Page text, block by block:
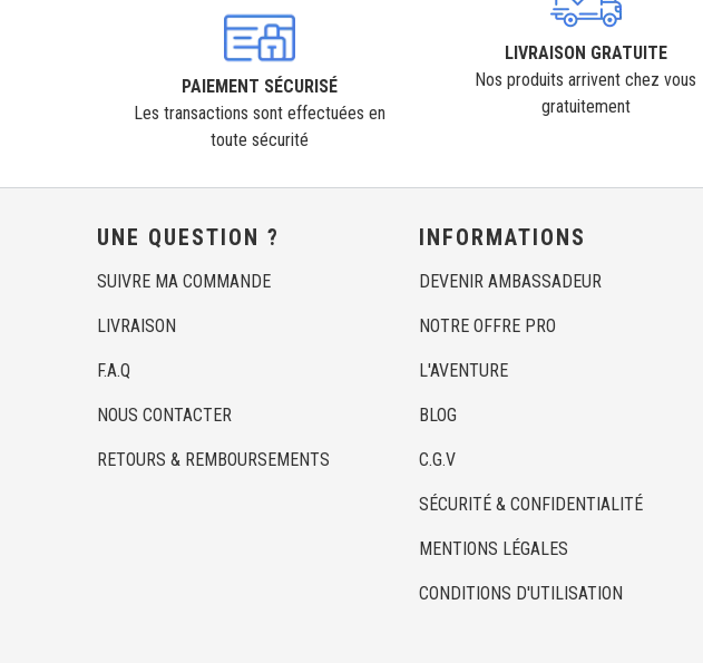
PAIEMENT SÉCURISÉ
Les transactions sont effectuées en
toute sécurité
LIVRAISON GRATUITE
Nos produits arrivent chez vous
gratuitement
UNE QUESTION ?
SUIVRE MA COMMANDE
LIVRAISON
F.A.Q
NOUS CONTACTER
RETOURS & REMBOURSEMENTS
INFORMATIONS
DEVENIR AMBASSADEUR
NOTRE OFFRE PRO
L'AVENTURE
BLOG
C.G.V
SÉCURITÉ & CONFIDENTIALITÉ
MENTIONS LÉGALES
CONDITIONS D'UTILISATION